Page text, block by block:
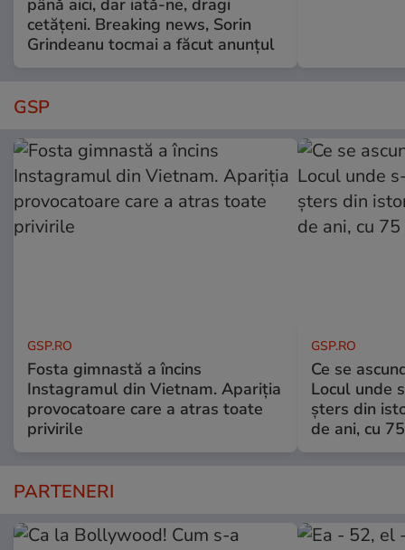
până aici, dar iată-ne, dragi
cetățeni. Breaking news, Sorin
Grindeanu tocmai a făcut anunțul
GSP
GSP.RO
Fosta gimnastă a încins
Instagramul din Vietnam. Apariția
provocatoare care a atras toate
privirile
GSP.RO
Ce se
Locul unde
șters din
de ani, cu
PARTENERI